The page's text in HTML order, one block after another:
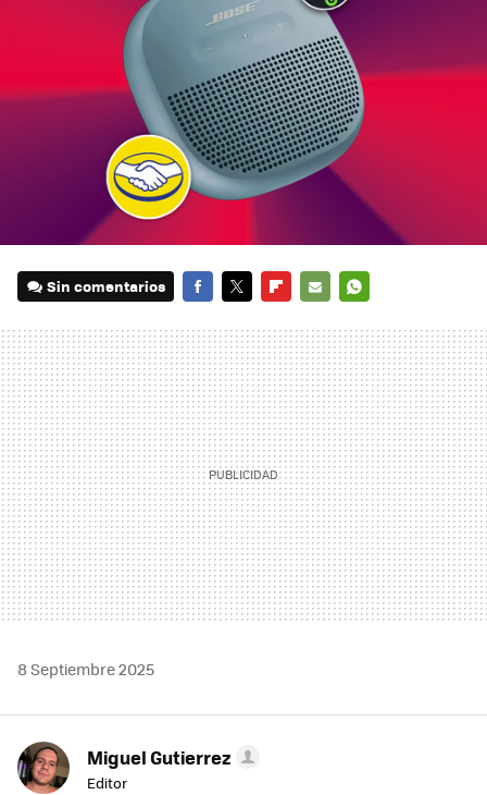
Sin comentarios
MAIL
8 Septiembre 2025
Miguel Gutierrez
Editor